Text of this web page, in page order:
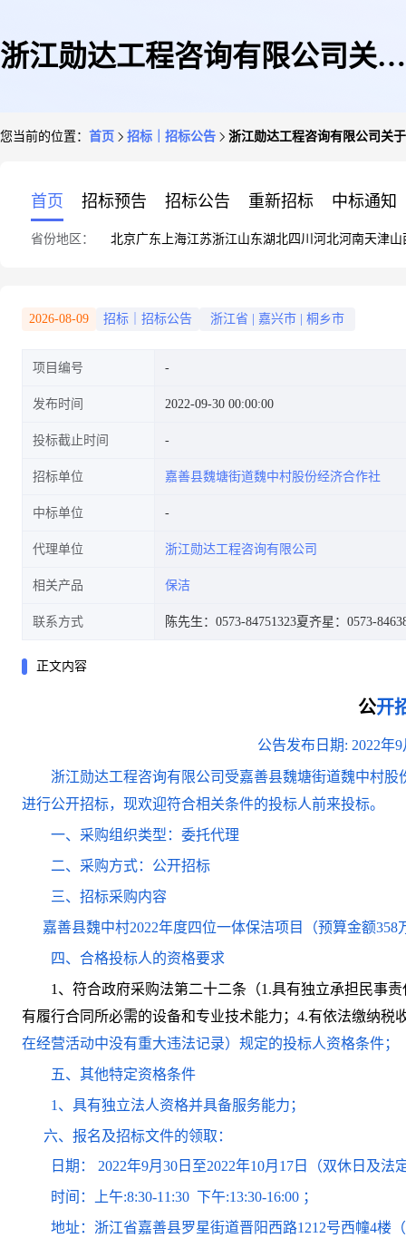
浙江勋达工程咨询有限公司关于
您当前的位置： 首页 招标｜招标公告 浙江勋达工程咨询有限公司关
首页 招标预告 招标公告 重新招标 中标通知
省份地区： 北京广东 上海江苏浙江山东湖北四川 河北河南天津山
2026-08-09 招标｜招标公告 浙江省 嘉兴市 桐乡市
项目编号
发布时间 2022-09-30 00:00:00
投标截止时间
招标单位 嘉善县魏塘街道魏中村股份经济合作社
中标单位
代理单位 浙江勋达工程咨询有限公司
相关产品 保洁
联系方式 陈先生：0573-84751323夏齐星：0573-
正文内容
公开
公告发布日期: 2022年9
浙江勋达工程咨询有限公司 受嘉善县魏塘街道魏中村股
进行公开招标， 现欢迎符合相关条件的投标人前来投标。
一、采购组织类型：委托代理
二、采购方式：公开招标
三、招标采购内容
嘉善县魏中村2022年度四位一体保洁项目 （预算金额358
四、合格投标人的资格要求
1、符合政府采购法第二十二条（1.具有独立承担民事
有履行合同所必需的设备和专业技术能力；4.有依法缴纳
在经营活动中没有重大违法记录）规定的投标人资格条件；
五、其他特定资格条件
1 、具有独立法人资格并具备服务能力；
六、 报名及招标文件的领取 ：
日期：
2022年9月 30 日至2022年10月 17 日（双休日及法
时间：上午:8:30-11:30 下午:13:30-16:00 ；
地址： 浙江省嘉善县罗星街道晋阳西路1212号西幢4楼